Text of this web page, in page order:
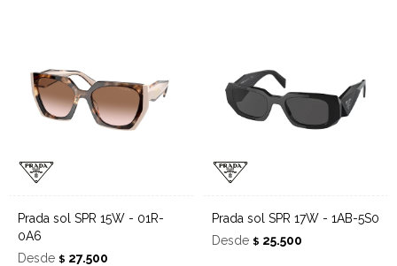
Prada sol SPR 15W - 01R-
0A6
Desde $ 27.500
Prada sol SPR 17W - 1AB-5S0
Desde $ 25.500